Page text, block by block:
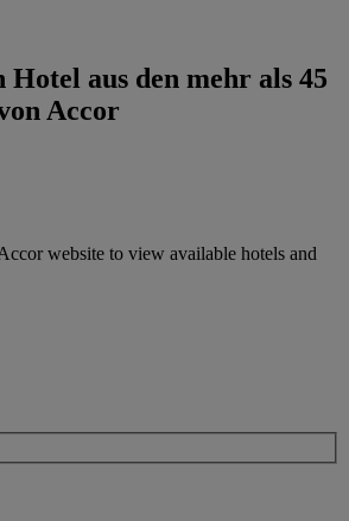
Hotel aus den mehr als 45
Accor
website to view available hotels and